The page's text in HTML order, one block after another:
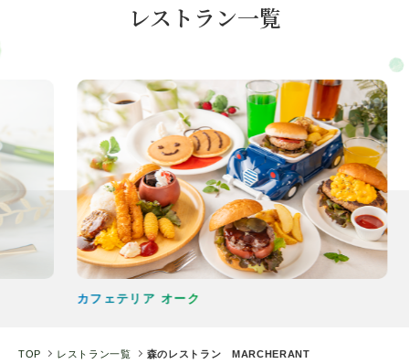
生クリーム仕立てのフルーツケーキ
5号／15cm 4,500円
6号／18cm 5,000円
※ディナー営業時間のご提供となります。
※フルーツのお持ちかえりは承っておりません。
※フルーツ種類は仕入れ状況により変更になる場
合がございます。
※ご宿泊当日15:00以降のキャンセルの場合、キ
ャンセル料100％が発生いたします。
卵・乳・落花生・くるみ・カシューナッツ）
け・さば・いくら・牛肉・鶏肉・豚肉・オレン
ジ・キウイフルーツ・バナナ・もも・りんご・や
まいも・ごま・大豆・アーモンド・マカダミアナ
ッツ・ゼラチン・ピスタチオ）
なお、さまざまなメニューを同一の厨房・調理器
具で調理しており、加工・調理の過程において提
供する食品にアレルギー物質が微量に混入する可
能性がございます。
また、ビュッフェ形式の特性上、ご使用いただく
も同一の場所、同一の洗浄機で行っております関
レストラン一覧
カフェテリア オーク
TOP レストラン一覧 森のレストラン MARCHERANT